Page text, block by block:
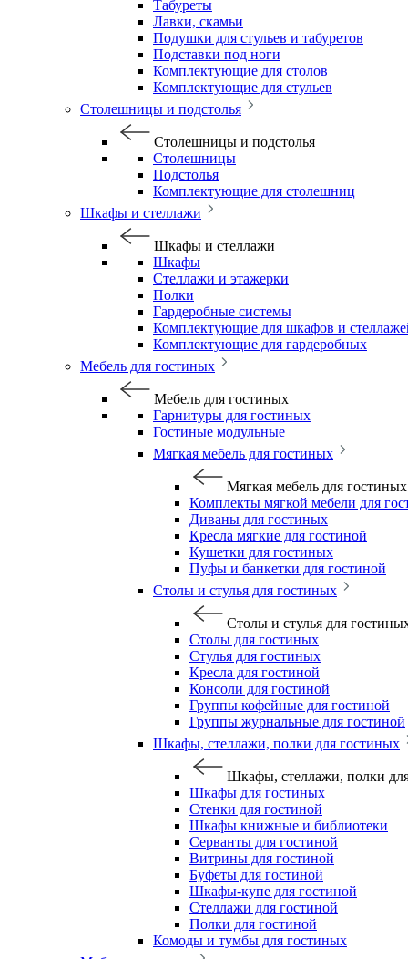
Табуреты
Лавки, скамьи
Подушки для стульев и табуретов
Подставки под ноги
Комплектующие для столов
Комплектующие для стульев
Столешницы и подстолья
Столешницы и подстолья
Столешницы
Подстолья
Комплектующие для столешниц
Шкафы и стеллажи
Шкафы и стеллажи
Шкафы
Стеллажи и этажерки
Полки
Гардеробные системы
Комплектующие для шкафов и
Комплектующие для гардеробных
Мебель для гостиных
Мебель для гостиных
Гарнитуры для гостиных
Гостиные модульные
Мягкая мебель для гостиных
Мягкая мебель для гостиных
Комплекты мягкой мебели для
Диваны для гостиных
Кресла мягкие для гостиной
Кушетки для гостиных
Пуфы и банкетки для гостиной
Столы и стулья для гостиных
Столы и стулья для
Столы для гостиных
Стулья для гостиных
Кресла для гостиной
Консоли для гостиной
Группы кофейные для гостиной
Группы журнальные для гостиной
Шкафы, стеллажи, полки для гостиных
Шкафы, стеллажи, полки
Шкафы для гостиных
Стенки для гостиной
Шкафы книжные и библиотеки
Серванты для гостиной
Витрины для гостиной
Буфеты для гостиной
Шкафы-купе для гостиной
Стеллажи для гостиной
Полки для гостиной
Комоды и тумбы для гостиных